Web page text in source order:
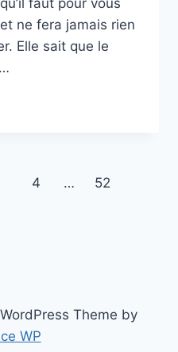
ne fera jamais rien
Elle sait que le
4 … 52
Theme by
WP